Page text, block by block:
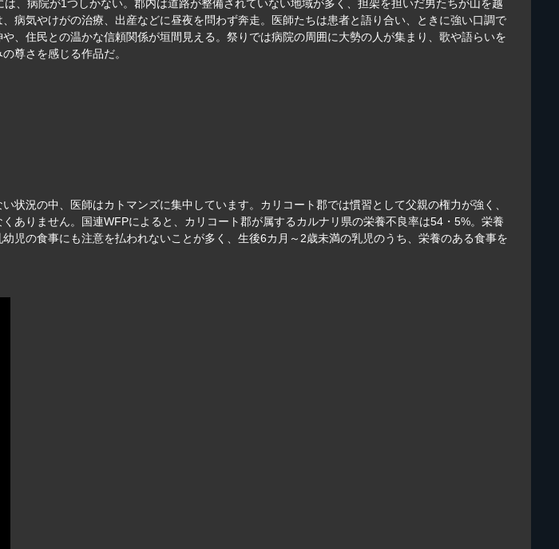
、病院が1つしかない。郡内は道路が整備されていない地域が多く、担架を担いだ男たちが山を越
病気やけがの治療、出産などに昼夜を問わず奔走。医師たちは患者と語り合い、ときに強い口調で
、住民との温かな信頼関係が垣間見える。祭りでは病院の周囲に大勢の人が集まり、歌や語らいを
尊さを感じる作品だ。
況の中、医師はカトマンズに集中しています。カリコート郡では慣習として父親の権力が強く、
ありません。国連WFPによると、カリコート郡が属するカルナリ県の栄養不良率は54・5%。栄養
児の食事にも注意を払われないことが多く、生後6カ月～2歳未満の乳児のうち、栄養のある食事を